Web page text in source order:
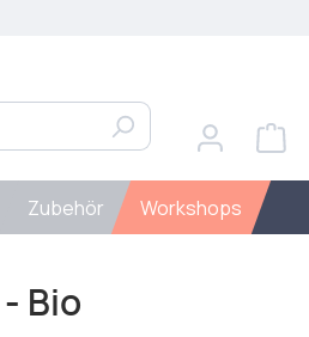
Zubehör Workshops
Bio